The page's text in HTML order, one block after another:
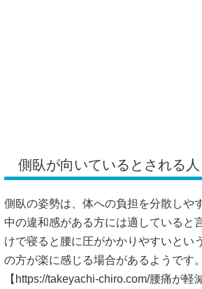
側臥が向いているとされる人
側臥の姿勢は、体への負担を分散しや
中の違和感がある方には適していると
けで寝ると腰に圧がかかりやすいとい
の方が楽に感じる場合があるようです。
【 https://takeyachi-chiro.com/腰痛が軽